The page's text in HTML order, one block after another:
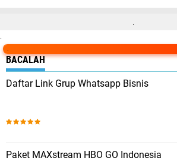
BACALAH
Daftar Link Grup Whatsapp Bisnis
Paket MAXstream HBO GO Indonesia